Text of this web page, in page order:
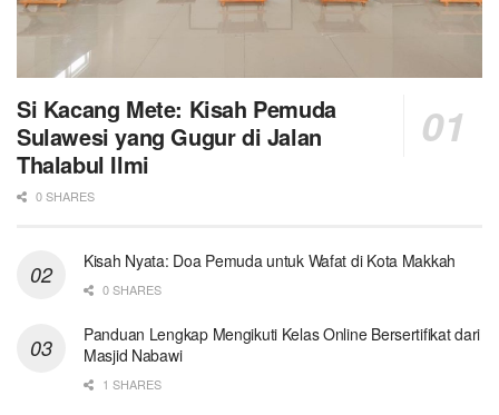
Si Kacang Mete: Kisah Pemuda
Sulawesi yang Gugur di Jalan
Thalabul Ilmi
0 SHARES
Kisah Nyata: Doa Pemuda untuk Wafat di Kota Makkah
0 SHARES
Panduan Lengkap Mengikuti Kelas Online Bersertifikat dari
Masjid Nabawi
1 SHARES